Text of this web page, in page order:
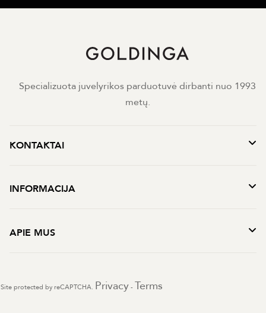
Specializuota juvelyrikos parduotuvė dirbanti nuo 1993
metų.
KONTAKTAI
INFORMACIJA
APIE MUS
Site protected by reCAPTCHA. Privacy - Terms